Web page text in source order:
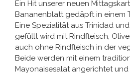
Ein Hit unserer neuen
Bananenblatt gedäpft in einem
Eine Spezialität aus Trinidad
gefüllt wird mit Rindfleisch,
auch ohne Rindfleisch in der
Beide werden mit einem
Mayonaisesalat angerichtet